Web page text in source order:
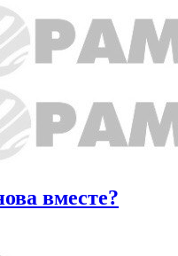
вместе?